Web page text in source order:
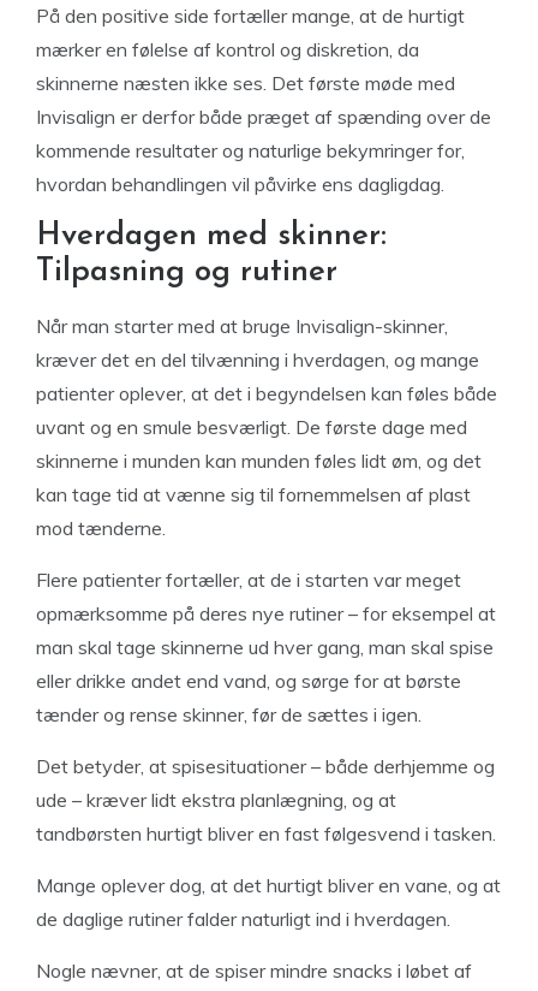
På den positive side fortæller mange, at de hurtigt
mærker en følelse af kontrol og diskretion, da
skinnerne næsten ikke ses. Det første møde med
Invisalign er derfor både præget af spænding over de
kommende resultater og naturlige bekymringer for,
hvordan behandlingen vil påvirke ens dagligdag.
Hverdagen med skinner:
Tilpasning og rutiner
Når man starter med at bruge Invisalign-skinner,
kræver det en del tilvænning i hverdagen, og mange
patienter oplever, at det i begyndelsen kan føles både
uvant og en smule besværligt. De første dage med
skinnerne i munden kan munden føles lidt øm, og det
kan tage tid at vænne sig til fornemmelsen af plast
mod tænderne.
Flere patienter fortæller, at de i starten var meget
opmærksomme på deres nye rutiner – for eksempel at
man skal tage skinnerne ud hver gang, man skal spise
eller drikke andet end vand, og sørge for at børste
tænder og rense skinner, før de sættes i igen.
Det betyder, at spisesituationer – både derhjemme og
ude – kræver lidt ekstra planlægning, og at
tandbørsten hurtigt bliver en fast følgesvend i tasken.
Mange oplever dog, at det hurtigt bliver en vane, og at
de daglige rutiner falder naturligt ind i hverdagen.
Nogle nævner, at de spiser mindre snacks i løbet af